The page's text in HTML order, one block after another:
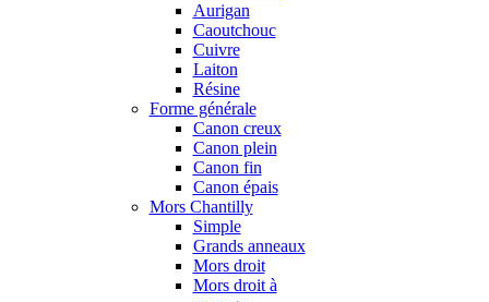
Aurigan
Caoutchouc
Cuivre
Laiton
Résine
Forme générale
Canon creux
Canon plein
Canon fin
Canon épais
Mors Chantilly
Simple
Grands anneaux
Mors droit
Mors droit à